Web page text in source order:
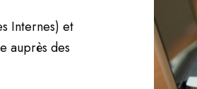
Internes) et
auprès des